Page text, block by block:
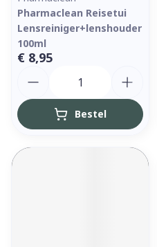
Pharmaclean Reisetui
Lensreiniger+lenshouder
100ml
€ 8,95
Bestel